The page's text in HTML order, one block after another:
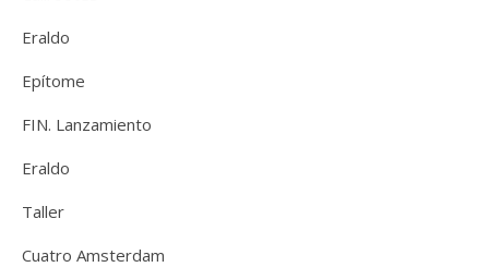
Eraldo
Epítome
FIN. Lanzamiento
Eraldo
Taller
Cuatro Amsterdam